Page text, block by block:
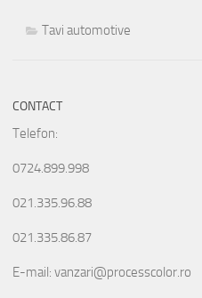
Tavi automotive
CONTACT
Telefon:
0724.899.998
021.335.96.88
021.335.86.87
E-mail: vanzari@processcolor.ro